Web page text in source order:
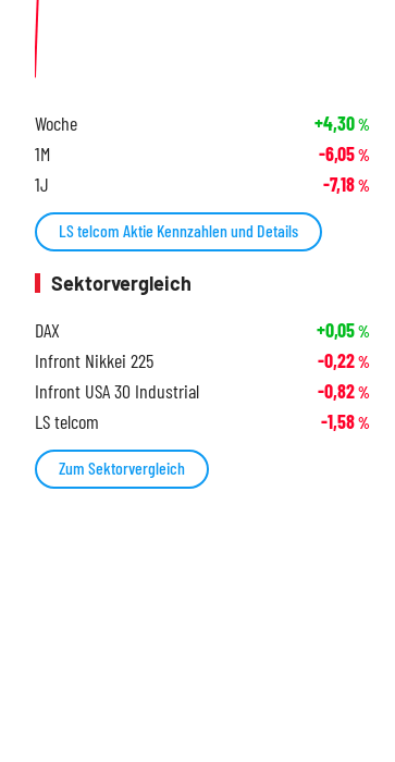
Woche +4,30%
1M -6,05%
1J -7,18%
LS telcom Aktie Kennzahlen und Details
Sektorvergleich
DAX
+0,05%
Infront Nikkei 225 -0,22%
Infront USA 30 Industrial -0,82%
LS telcom -1,58%
Zum Sektorvergleich